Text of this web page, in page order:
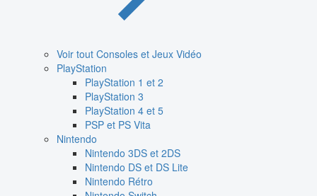
Voir tout Consoles et Jeux Vidéo
PlayStation
PlayStation 1 et 2
PlayStation 3
PlayStation 4 et 5
PSP et PS Vita
Nintendo
Nintendo 3DS et 2DS
Nintendo DS et DS Lite
Nintendo Rétro